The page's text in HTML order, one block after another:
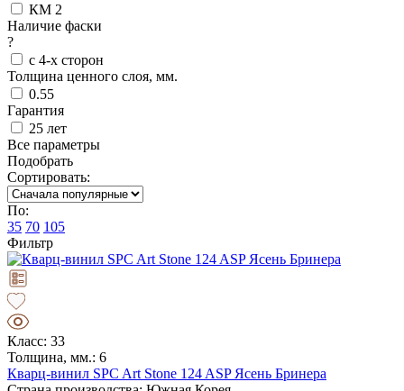
КМ 2
Наличие фаски
?
с 4-х сторон
Толщина ценного слоя, мм.
0.55
Гарантия
25 лет
Все параметры
Подобрать
Сортировать:
По:
35 70 105
Фильтр
Класс: 33
Толщина, мм.: 6
Кварц-винил SPC Art Stone 124 ASP Ясень Бринера